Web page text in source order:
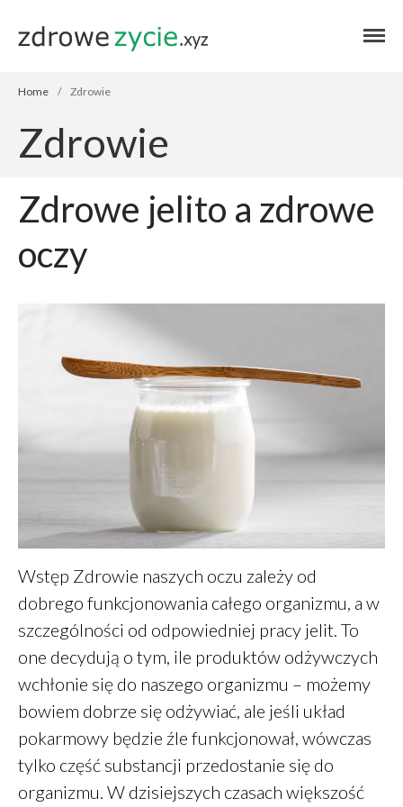
Autor
Zdrowie
Przepisy
Zdrowe jelito a zdrowe oczy
Dieta a zdrowe oczy
Zdrowe oczy
Placek z ciecierzycy
Śniadanie – wariant 2A
Home / Zdrowie
Zdrowie
Zdrowe jelito a zdrowe
oczy
Wstęp Zdrowie naszych oczu zależy od
dobrego funkcjonowania całego organizmu, a w
szczególności od odpowiedniej pracy jelit. To
one decydują o tym, ile produktów odżywczych
wchłonie się do naszego organizmu – możemy
bowiem dobrze się odżywiać, ale jeśli układ
pokarmowy będzie źle funkcjonował, wówczas
tylko część substancji przedostanie się do
organizmu. W dzisiejszych czasach większość